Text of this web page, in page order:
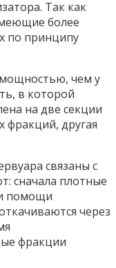
Так как
более
по принципу
чем у
в которой
на две секции
фракций, другая
связаны с
сначала плотные
помощи
через
фракции